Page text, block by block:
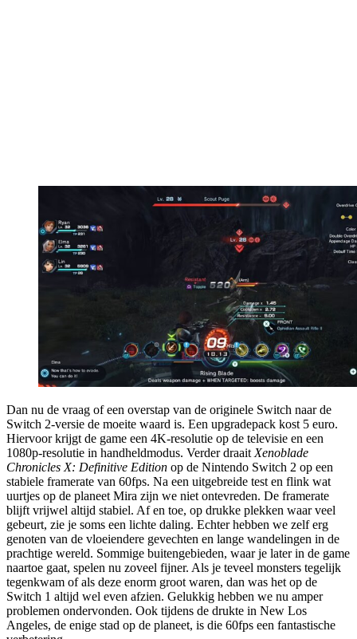
Dan nu de vraag of een overstap van de originele Switch naar de
Switch 2-versie de moeite waard is. Een upgradepack kost 5 euro.
Hiervoor krijgt de game een 4K-resolutie op de televisie en een
1080p-resolutie in handheldmodus. Verder draaitXenoblade
Chronicles X: Definitive Edition op de Nintendo Switch 2 op een
stabiele framerate van 60fps. Na een uitgebreide test en flink wat
uurtjes op de planeet Mira zijn we niet ontevreden. De framerate
blijft vrijwel altijd stabiel. Af en toe, op drukke plekken waar veel
gebeurt, zie je soms een lichte daling. Echter hebben we zelf erg
genoten van de vloeiendere gevechten en lange wandelingen in de
prachtige wereld. Sommige buitengebieden, waar je later in de game
naartoe gaat, spelen nu zoveel fijner. Als je teveel monsters tegelijk
tegenkwam of als deze enorm groot waren, dan was het op de
Switch 1 altijd wel even afzien. Gelukkig hebben we nu amper
problemen ondervonden. Ook tijdens de drukte in New Los
Angeles, de enige stad op de planeet, is die 60fps een fantastische